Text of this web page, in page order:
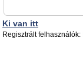
Ki van itt
Regisztrált felhasználók: